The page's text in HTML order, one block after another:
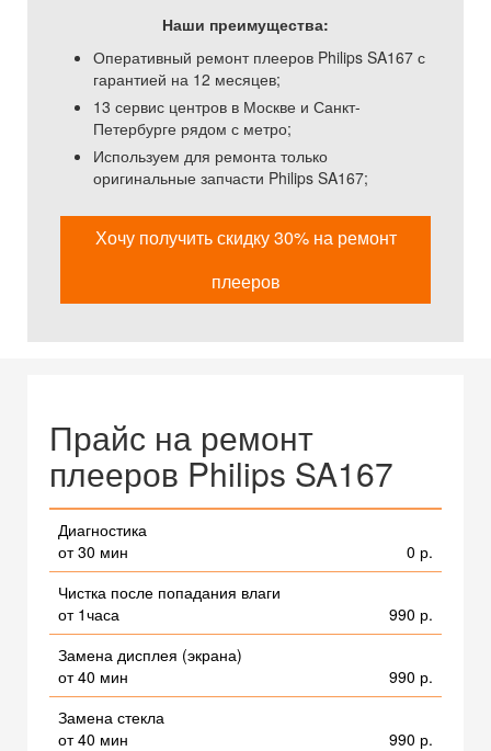
Наши преимущества:
Оперативный ремонт плееров Philips SA167 с
гарантией на 12 месяцев;
13 сервис центров в Москве и Санкт-
Петербурге рядом с метро;
Используем для ремонта только
оригинальные запчасти Philips SA167;
Хочу получить скидку 30% на ремонт
плееров
Прайс на ремонт
плееров Philips SA167
Диагностика
от 30 мин
0 р.
Чистка после попадания влаги
от 1часа
990 р.
Замена дисплея (экрана)
от 40 мин
990 р.
Замена стекла
от 40 мин
990 р.